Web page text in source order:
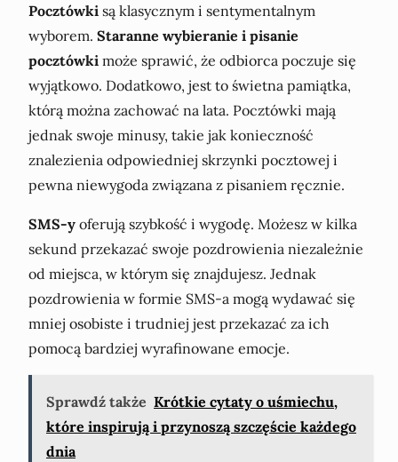
Pocztówki są klasycznym i sentymentalnym
wyborem. Staranne wybieranie i pisanie
pocztówki może sprawić, że odbiorca poczuje się
wyjątkowo. Dodatkowo, jest to świetna pamiątka,
którą można zachować na lata. Pocztówki mają
jednak swoje minusy, takie jak konieczność
znalezienia odpowiedniej skrzynki pocztowej i
pewna niewygoda związana z pisaniem ręcznie.
SMS-y oferują szybkość i wygodę. Możesz w kilka
sekund przekazać swoje pozdrowienia niezależnie
od miejsca, w którym się znajdujesz. Jednak
pozdrowienia w formie SMS-a mogą wydawać się
mniej osobiste i trudniej jest przekazać za ich
pomocą bardziej wyrafinowane emocje.
Sprawdź także Krótkie cytaty o uśmiechu,
które inspirują i przynoszą szczęście każdego
dnia